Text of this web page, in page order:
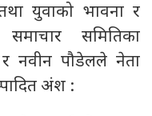
युवाको भावना र
समाचार समितिका
र नवीन पौडेलले नेता
अंश :